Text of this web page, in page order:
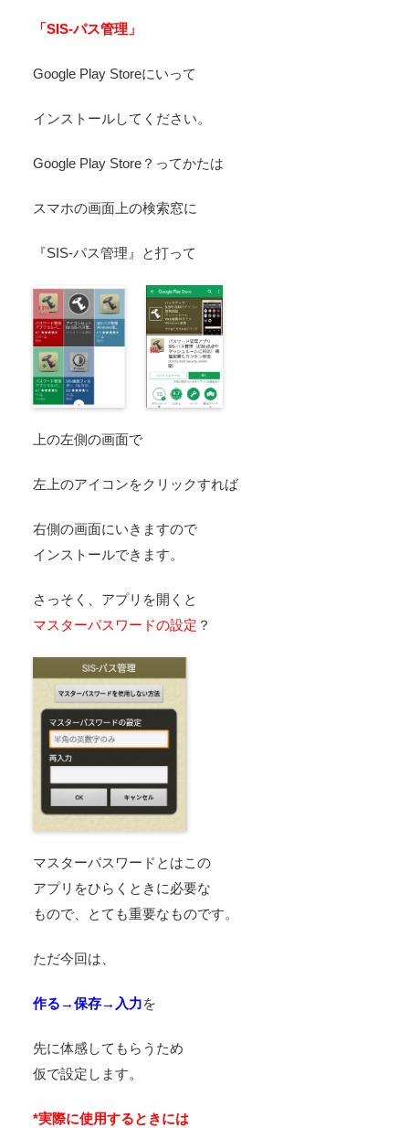
「SIS-パス管理」
Google Play Storeにいって
インストールしてください。
Google Play Store？ってかたは
スマホの画面上の検索窓に
『SIS-パス管理』と打って
上の左側の画面で
左上のアイコンをクリックすれば
右側の画面にいきますので
インストールできます。
さっそく、アプリを開くと
マスターパスワードの設定 ？
マスターパスワードとはこの
アプリをひらくときに必要な
もので、とても重要なものです。
ただ今回は、
作る→保存→入力を
先に体感してもらうため
仮で設定します。
*実際に使用するときには